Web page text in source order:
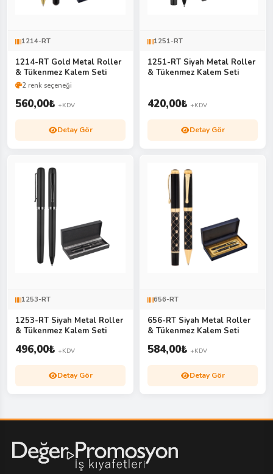
1214-RT
1214-RT Gold Metal Roller
& Tükenmez Kalem Seti
2 renk seçeneği
560,00₺ +KDV
Detay Gör
1251-RT
1251-RT Siyah Metal Roller
& Tükenmez Kalem Seti
420,00₺ +KDV
Detay Gör
1253-RT
1253-RT Siyah Metal Roller
& Tükenmez Kalem Seti
496,00₺ +KDV
Detay Gör
656-RT
656-RT Siyah Metal Roller
& Tükenmez Kalem Seti
584,00₺ +KDV
Detay Gör